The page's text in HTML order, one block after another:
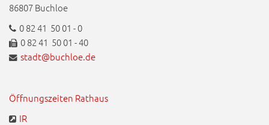
86807 Buchloe
0 82 41 50 01 - 0
0 82 41 50 01 - 40
stadt@buchloe.de
Öffnungszeiten Rathaus
IR